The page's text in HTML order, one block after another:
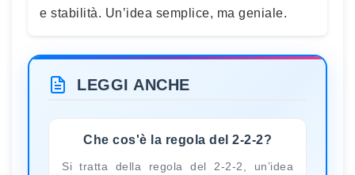
e stabilità. Un’idea semplice, ma geniale.
LEGGI ANCHE
Che cos'è la regola del 2-2-2?
Si tratta della regola del 2-2-2, un’idea